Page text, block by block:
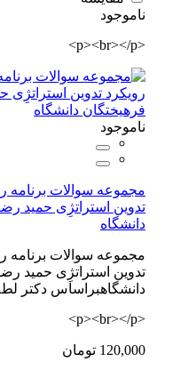
ناموجود
<p><br></p>
ناموجود
مجموعه سوالات برنامه
تدوین استراتژِی حمید
دانشگاه
مجموعه سوالات برنامه
تدوین استراتژِی حمید
دانشگاهبراساس دکتر
<p><br></p>
120,000 تومان